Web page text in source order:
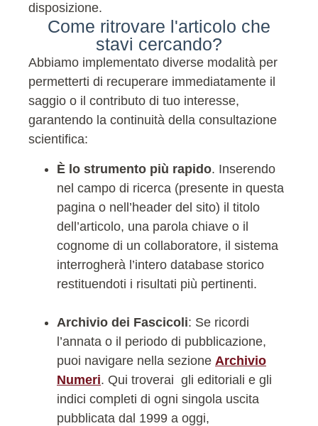
disposizione.
Come ritrovare l'articolo che
stavi cercando?
Abbiamo implementato diverse modalità per
permetterti di recuperare immediatamente il
saggio o il contributo di tuo interesse,
garantendo la continuità della consultazione
scientifica:
È lo strumento più rapido. Inserendo
nel campo di ricerca (presente in questa
pagina o nell’header del sito) il titolo
dell’articolo, una parola chiave o il
cognome di un collaboratore, il sistema
interrogherà l’intero database storico
restituendoti i risultati più pertinenti.
Archivio dei Fascicoli: Se ricordi
l’annata o il periodo di pubblicazione,
puoi navigare nella sezione Archivio
Numeri. Qui troverai gli editoriali e gli
indici completi di ogni singola uscita
pubblicata dal 1999 a oggi,